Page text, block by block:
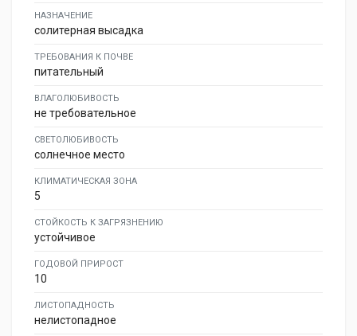
НАЗНАЧЕНИЕ
солитерная высадка
ТРЕБОВАНИЯ К ПОЧВЕ
питательный
ВЛАГОЛЮБИВОСТЬ
не требовательное
СВЕТОЛЮБИВОСТЬ
солнечное место
КЛИМАТИЧЕСКАЯ ЗОНА
5
СТОЙКОСТЬ К ЗАГРЯЗНЕНИЮ
устойчивое
ГОДОВОЙ ПРИРОСТ
10
ЛИСТОПАДНОСТЬ
нелистопадное